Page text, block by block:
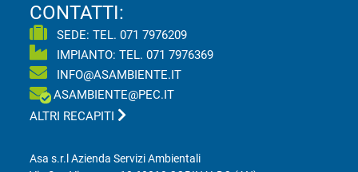
CONTATTI:
SEDE: TEL.071 7976209
IMPIANTO: TEL.071 7976369
INFO@ASAMBIENTE.IT
ASAMBIENTE@PEC.IT
ALTRI RECAPITI
Asa s.r.l Azienda Servizi Ambientali